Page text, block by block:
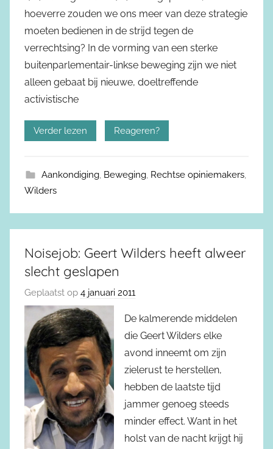
hoeverre zouden we ons meer van deze strategie
moeten bedienen in de strijd tegen de
verrechtsing? In de vorming van een sterke
buitenparlementair-linkse beweging zijn we niet
alleen gebaat bij nieuwe, doeltreffende
activistische
Verder lezen Reageren?
Aankondiging, Beweging, Rechtse opiniemakers,
Wilders
Noisejob: Geert Wilders heeft alweer
slecht geslapen
Geplaatst op 4 januari 2011
De kalmerende middelen
die Geert Wilders elke
avond inneemt om zijn
zielerust te herstellen,
hebben de laatste tijd
jammer genoeg steeds
minder effect. Want in het
holst van de nacht krijgt hij